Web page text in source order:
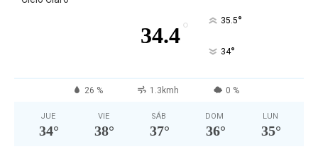
34.4° 35.5°
34°
26 % 1.3kmh 0 %
JUE
34°
VIE
38°
SÁB
37°
DOM
36°
LUN
35°